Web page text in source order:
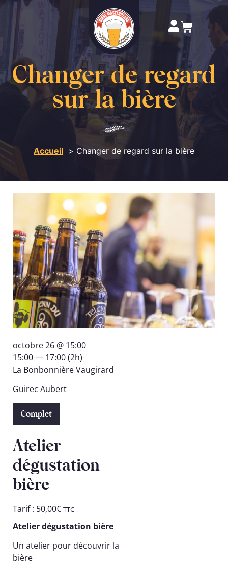
Changer de regard
sur la bière
Accueil Changer de regard sur la bière
Atelier
dégustation
bière
Tarif : 50,00€ TTC
Atelier dégustation bière
Un atelier pour découvrir la
bière
octobre 26 @ 15:00
15:00 — 17:00(2h)
La Bonbonnière Vaugirard
Guirec Aubert
Complet